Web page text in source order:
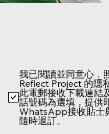
我已閱讀並同意心．
Reflect Project 的隱
此電郵接收下載連結
話號碼為選填，提供
WhatsApp接收貼士
隨時退訂。